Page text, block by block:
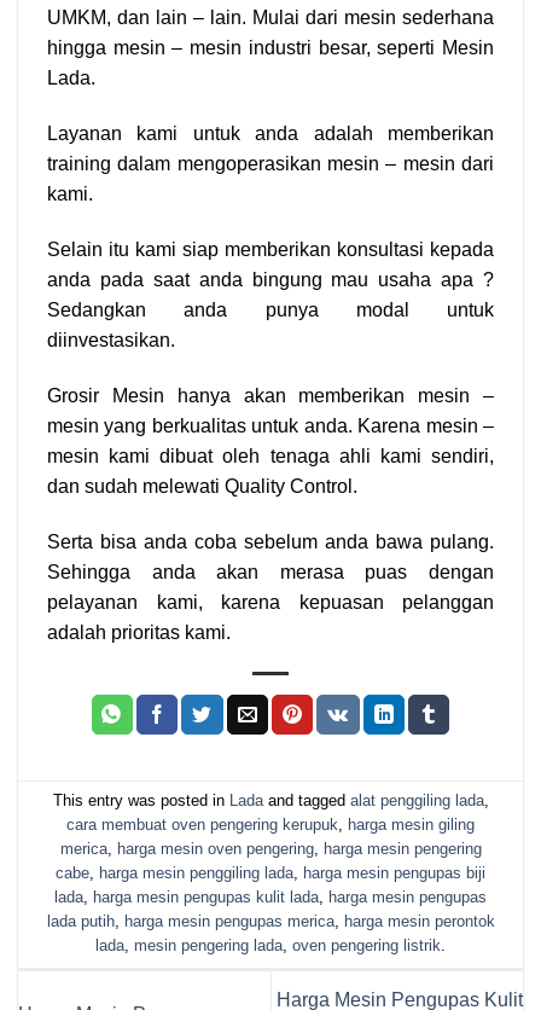
UMKM, dan lain – lain. Mulai dari mesin sederhana
hingga mesin – mesin industri besar, seperti Mesin
Lada.
Layanan kami untuk anda adalah memberikan
training dalam mengoperasikan mesin – mesin dari
kami.
Selain itu kami siap memberikan konsultasi kepada
anda pada saat anda bingung mau usaha apa ?
Sedangkan anda punya modal untuk
diinvestasikan.
Grosir Mesin hanya akan memberikan mesin –
mesin yang berkualitas untuk anda. Karena mesin –
mesin kami dibuat oleh tenaga ahli kami sendiri,
dan sudah melewati Quality Control.
Serta bisa anda coba sebelum anda bawa pulang.
Sehingga anda akan merasa puas dengan
pelayanan kami, karena kepuasan pelanggan
adalah prioritas kami.
This entry was posted in Ladaand tagged alat penggiling lada,
cara membuat oven pengering kerupuk
harga mesin giling
merica, harga mesin oven pengering,
harga mesin pengering
cabe
harga mesin penggiling lada
harga mesin pengupas biji
lada
harga mesin pengupas kulit lada
harga mesin pengupas
lada putih, harga mesin pengupas merica,
harga mesin perontok
lada mesin pengering lada oven pengering listrik
Harga Mesin Pengupas Kulit